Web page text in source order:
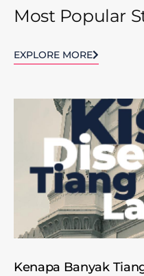
Most Popular
EXPLORE MORE
Kenapa Banyak